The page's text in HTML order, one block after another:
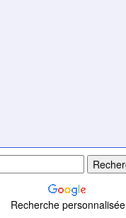
Recherche personnalisée